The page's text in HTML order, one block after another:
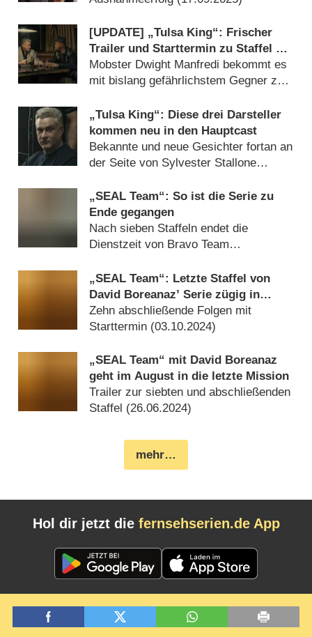
[UPDATE] „Tulsa King“: Frischer
Trailer und Starttermin zu Staffel 3
der Gangsterserie mit Sylvester
Stallone
Mobster Dwight Manfredi bekommt es
mit bislang gefährlichstem Gegner zu
„Tulsa King“: Diese drei Darsteller
kommen neu in den Hauptcast
Bekannte und neue Gesichter fortan an
der Seite von Sylvester Stallone
„SEAL Team“: So ist die Serie zu
Ende gegangen
Nach sieben Staffeln endet die
Dienstzeit von Bravo Team
„SEAL Team“: Letzte Staffel von
David Boreanaz’ Serie zügig in
Deutschland
Zehn abschließende Folgen mit
Starttermin (03.10.2024)
„SEAL Team“ mit David Boreanaz
geht im August in die letzte Mission
Trailer zur siebten und abschließenden
Staffel (26.06.2024)
mehr…
Hol dir jetzt die fernsehserien.de App